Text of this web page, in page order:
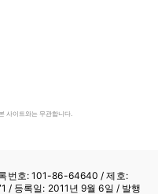
사이트와는 무관합니다.
번호: 101-86-64640 / 제호:
/ 등록일: 2011년 9월 6일 / 발행